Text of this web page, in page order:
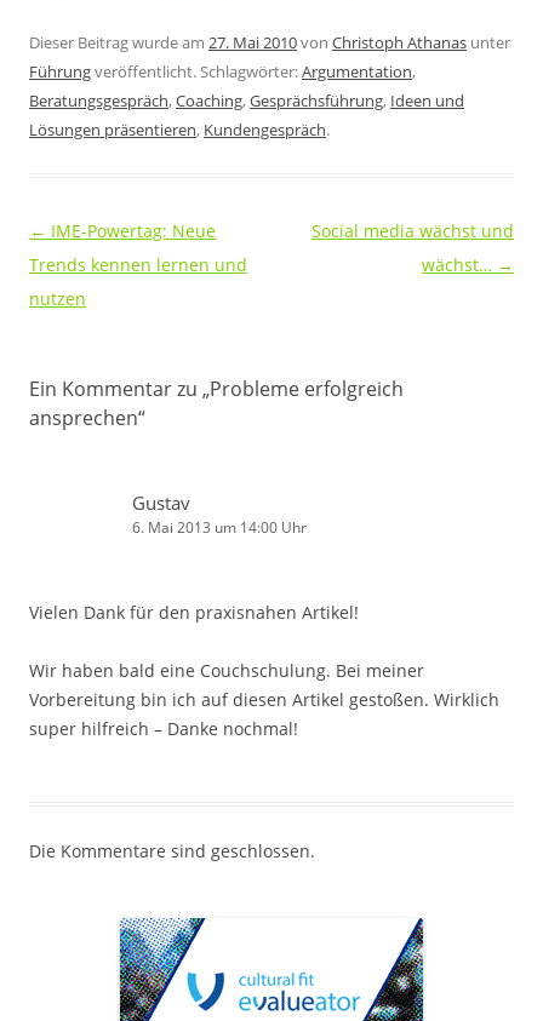
Dieser Beitrag wurde am 27. Mai 2010von Christoph Athanas unter
Führungveröffentlicht. Schlagwörter:Argumentation,
Beratungsgespräch,Coaching,Gesprächsführung, Ideen und
Lösungen präsentieren, Kundengespräch.
Beitragsnavigation
← IME-Powertag: Neue
Trends kennen lernen und
nutzen
Social media wächst und
wächst… →
Ein Kommentar zu „Probleme erfolgreich
ansprechen“
Gustav
6. Mai 2013 um 14:00 Uhr
Vielen Dank für den praxisnahen Artikel!
Wir haben bald eine Couchschulung. Bei meiner
Vorbereitung bin ich auf diesen Artikel gestoßen. Wirklich
super hilfreich – Danke nochmal!
Die Kommentare sind geschlossen.